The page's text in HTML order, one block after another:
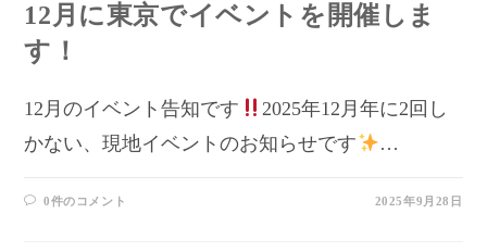
12月に東京でイベントを開催しま
す！
12月のイベント告知です
2025年12月年に2回し
かない、現地イベントのお知らせです
…
0件のコメント 2025年9月28日